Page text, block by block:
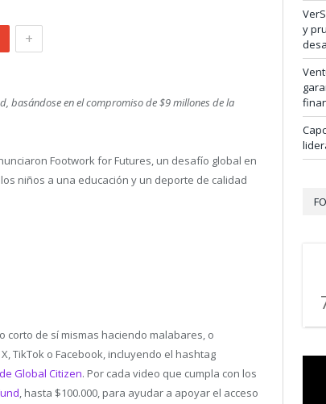
+
basándose en elcompromiso de $9 millones de la
Footwork for Futures, un desafío global en
niños a una educación y un deporte de calidad
corto de sí mismas haciendo malabares, o
TikTok o Facebook, incluyendo el hashtag
Global Citizen. Por cada video que cumpla con los
, hasta $100.000, para ayudar a apoyar el acceso
y